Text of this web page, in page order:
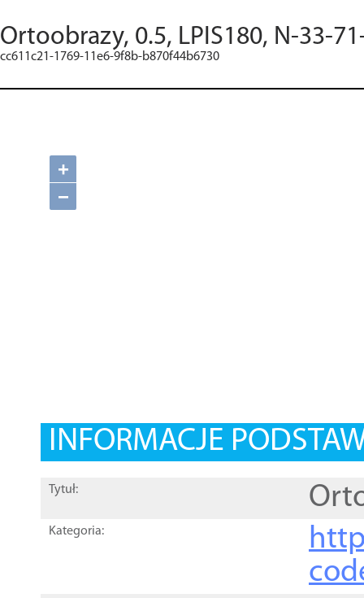
Ortoobrazy, 0.5, LPIS180, N-33-
cc611c21-1769-11e6-9f8b-b870f44b6730
+
−
INFORMACJE
Tytuł:
Kategoria: